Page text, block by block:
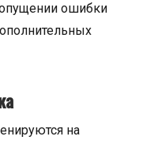
ошибки
на